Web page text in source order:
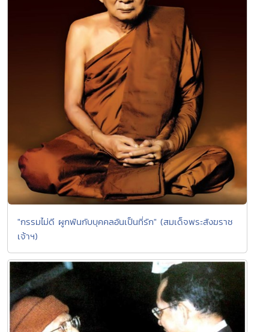
"กรรมไม่ดี ผูกพันกับบุคคลอันเป็นที่รัก" (สมเด็จพระสังฆราช
เจ้าฯ)